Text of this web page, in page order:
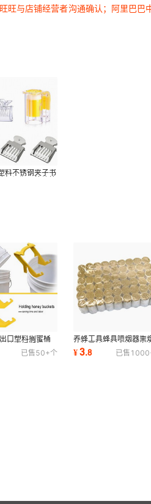
与店铺经营者沟通确认；阿里巴巴
料不锈钢夹子书
标记瓶王笼蜂笼
口塑料搁蜜桶
蜂蜜桶搁架
已售50+个
养蜂工具蜂具喷烟器熏
蜂箱熏蜂驱赶蜜蜂全套
艾叶
¥3.8 已售